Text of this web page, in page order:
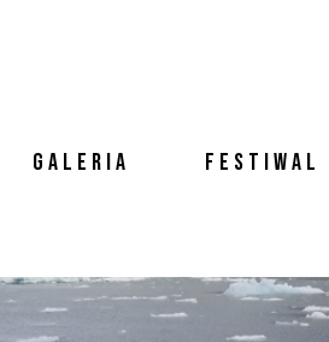
GALERIA FESTIWAL